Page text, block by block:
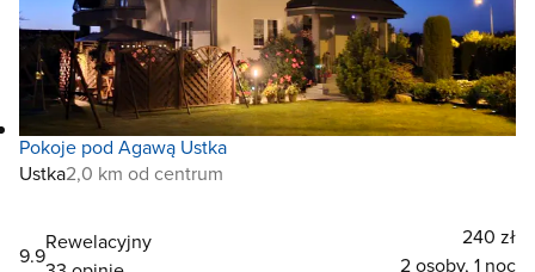
Pokoje pod Agawą Ustka
Ustka2,0 km od centrum
9.9
Rewelacyjny
240 zł
2 osoby, 1 noc